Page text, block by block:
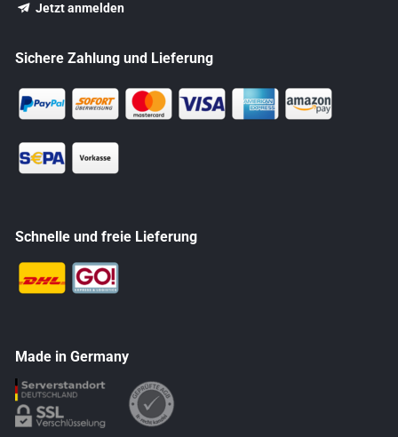
Jetzt anmelden
Sichere Zahlung und Lieferung
Schnelle und freie Lieferung
Made in Germany